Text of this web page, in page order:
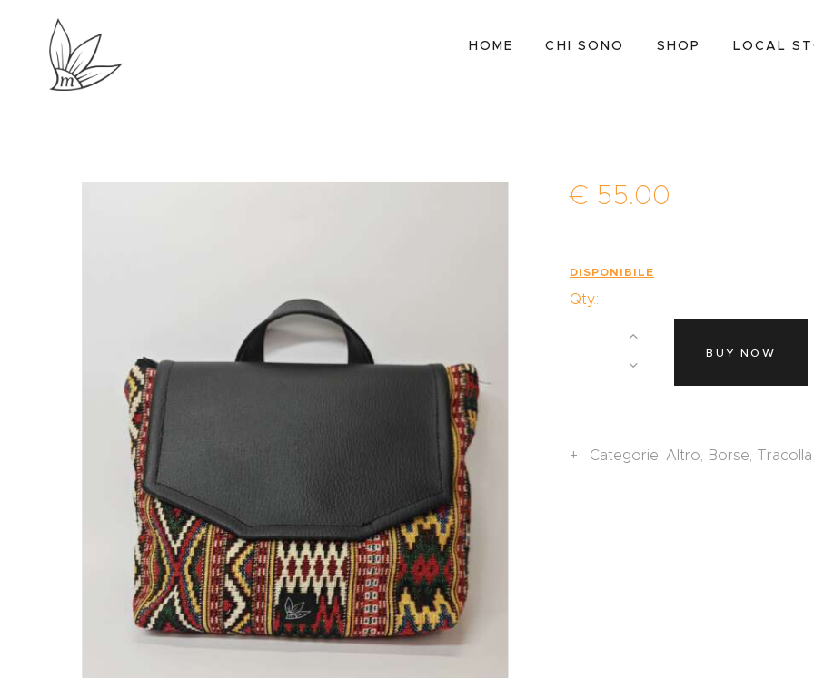
HOME CHI SONO SHOP LOCAL
CHI SONO
CONTATTI
€ 55.00
DISPONIBILE
Qty.:
BUY NOW
Categorie:Altro, Borse, Tracolla